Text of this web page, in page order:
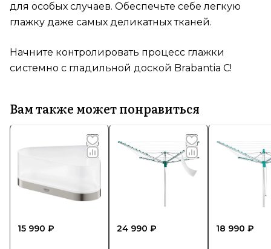
для особых случаев. Обеспечьте себе легкую
глажку даже самых деликатных тканей.
Начните контролировать процесс глажки
системно с гладильной доской Brabantia C!
Вам также может понравиться
15 990 ₽ 24 990 ₽ 18 990 ₽